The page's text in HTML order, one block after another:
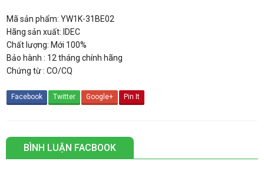
Mã sản phẩm: YW1K-31BE02
Hãng sản xuất: IDEC
Chất lượng: Mới 100%
Bảo hành : 12 tháng chính hãng
Chứng từ : CO/CQ
Facebook Twitter Google+ Pin It
BÌNH LUẬN FACBOOK